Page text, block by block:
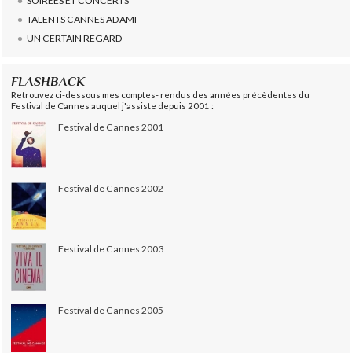
TALENTS CANNES ADAMI
UN CERTAIN REGARD
FLASHBACK
Retrouvez ci-dessous mes comptes- rendus des années précèdentes du
Festival de Cannes auquel j'assiste depuis 2001 :
Festival de Cannes 2001
Festival de Cannes 2002
Festival de Cannes 2003
Festival de Cannes 2005